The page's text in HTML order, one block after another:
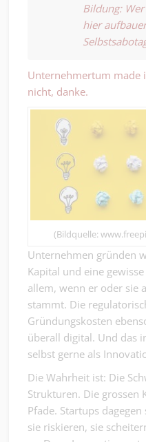
Bildung:
hier
Unternehmertum made
nicht, danke.
(Bildquelle:
Unternehmen gründen
Kapital und eine
allem, wenn er oder sie
stammt. Die
Gründungskosten
überall digital. Und das
selbst gerne als
Die Wahrheit ist: Die
Strukturen. Die grossen
Pfade. Startups
sie riskieren, sie